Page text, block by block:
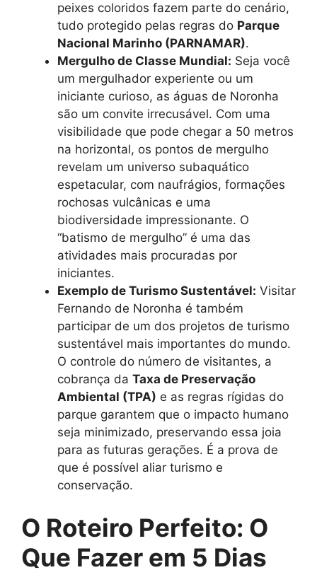
peixes coloridos fazem parte do cenário,
tudo protegido pelas regras do Parque
Nacional Marinho (PARNAMAR).
Mergulho de Classe Mundial: Seja você
um mergulhador experiente ou um
iniciante curioso, as águas de Noronha
são um convite irrecusável. Com uma
visibilidade que pode chegar a 50 metros
na horizontal, os pontos de mergulho
revelam um universo subaquático
espetacular, com naufrágios, formações
rochosas vulcânicas e uma
biodiversidade impressionante. O
“batismo de mergulho” é uma das
atividades mais procuradas por
iniciantes.
Exemplo de Turismo Sustentável: Visitar
Fernando de Noronha é também
participar de um dos projetos de turismo
sustentável mais importantes do mundo.
O controle do número de visitantes, a
cobrança da Taxa de Preservação
Ambiental (TPA) e as regras rígidas do
parque garantem que o impacto humano
seja minimizado, preservando essa joia
para as futuras gerações. É a prova de
que é possível aliar turismo e
conservação.
O Roteiro Perfeito: O
Que Fazer em 5 Dias